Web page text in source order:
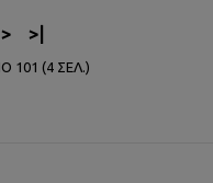
> >|
101 (4 ΣΕΛ.)